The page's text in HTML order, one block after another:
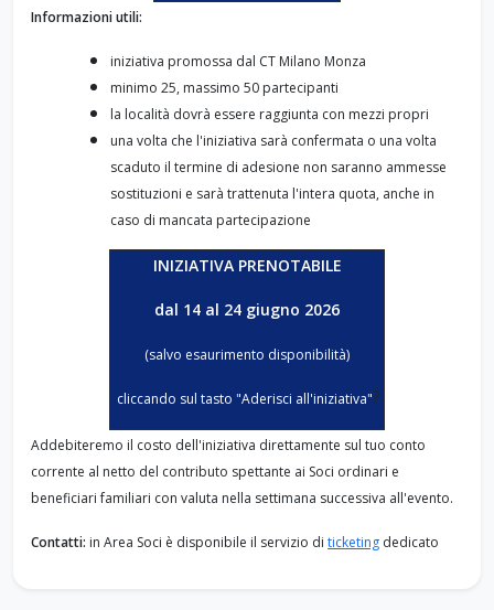
Informazioni utili:
iniziativa promossa dal CT Milano Monza
minimo 25, massimo 50 partecipanti
la località dovrà essere raggiunta con mezzi propri
una volta che l'iniziativa sarà confermata o una volta
scaduto il termine di adesione non saranno ammesse
sostituzioni e sarà trattenuta l'intera quota, anche in
caso di mancata partecipazione
INIZIATIVA PRENOTABILE
dal 14 al 24 giugno 2026
(salvo esaurimento disponibilità)
cliccando sul tasto "Aderisci all'iniziativa"?
Addebiteremo il costo dell'iniziativa direttamente sul tuo conto
corrente al netto del contributo spettante ai Soci ordinari e
beneficiari familiari con valuta nella settimana successiva all'evento.
Contatti: in Area Soci è disponibile il servizio di ticketing dedicato